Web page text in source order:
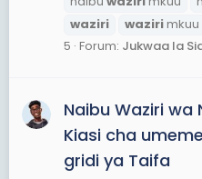
waziri
wazirimkuu
5 Forum: Jukwaa la
Naibu Waziri wa
Kiasi cha
gridi ya Taifa